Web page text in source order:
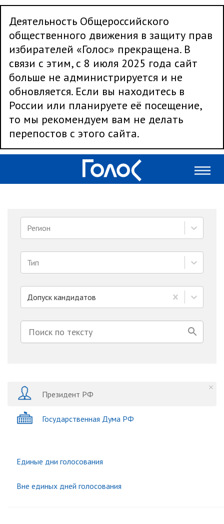
Деятельность Общероссийского
общественного движения в защиту прав
избирателей «Голос» прекращена. В
связи с этим, с 8 июля 2025 года сайт
больше не администрируется и не
обновляется. Если вы находитесь в
России или планируете её посещение,
то мы рекомендуем вам не делать
перепостов с этого сайта.
Регион
Тип
Допуск кандидатов
Президент РФ
Государственная Дума РФ
Единые дни голосования
Вне единых дней голосования